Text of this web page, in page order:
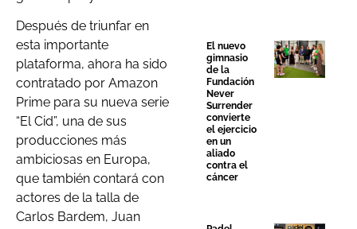
Después de triunfar en
esta importante
plataforma, ahora ha sido
contratado por Amazon
Prime para su nueva serie
“El Cid”, una de sus
producciones más
ambiciosas en Europa,
que también contará con
actores de la talla de
Carlos Bardem, Juan
El nuevo
gimnasio
de la
Fundación
Never
Surrender
convierte
el ejercicio
en un
aliado
contra el
cáncer